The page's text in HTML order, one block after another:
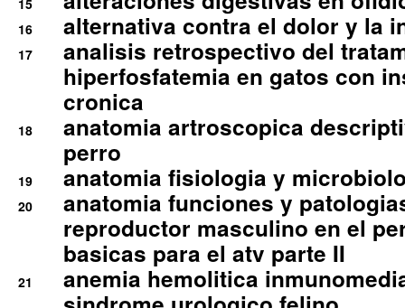
15
16 alternativa contra el dolor y la
17
analisis retrospectivo del
hiperfosfatemia en gatos con
cronica
18
anatomia artroscopica
perro
19 anatomia fisiologia y
20
anatomia funciones y
reproductor masculino en el
basicas para el atv parte II
21
anemia hemolitica